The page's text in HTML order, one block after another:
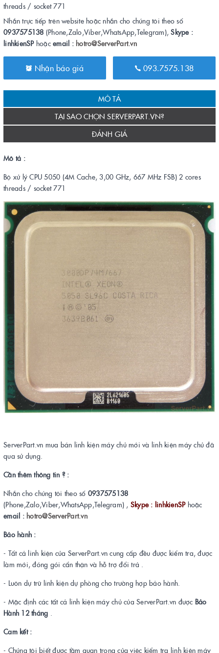
threads / socket 771
Nhắn trực tiếp trên website hoặc nhắn cho chúng tôi theo số
0937575138 (Phone,Zalo,Viber,WhatsApp,Telegram),Skype :
linhkienSPhoặc email : hotro@ServerPart.vn
Nhận báo giá 093.7575.138
MÔ TẢ
TẠI SAO CHỌN SERVERPART.VN?
ĐÁNH GIÁ
Mô tả :
Bộ xử lý CPU 5050 (4M Cache, 3,00 GHz, 667 MHz FSB) 2 cores
threads / socket 771
ServerPart.vn mua bán linh kiện máy chủ mới và linh kiện máy chủ đã
qua sử dụng.
Cần thêm thông tin ? :
Nhắn cho chúng tôi theo số 0937575138
(Phone,Zalo,Viber,WhatsApp,Telegram) , Skype : linhkienSPhoặc
email : hotro@ServerPart.vn
Bảo hành :
- Tất cả linh kiện của ServerPart.vn cung cấp đều được kiểm tra, được
làm mới, đóng gói cẩn thận và hỗ trợ đổi trả .
- Luôn dự trữ linh kiện dự phòng cho trường hợp bảo hành.
- Mặc định các tất cả linh kiện máy chủ của ServerPart.vn được Bảo
Hành 12 tháng
Cam kết :
- Chúng tôi biết được tầm quan trọng của việc kiểm tra linh kiện máy